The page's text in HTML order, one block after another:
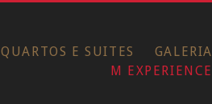
QUARTOS E SUITES
GALERIA
M EXPERIENCE